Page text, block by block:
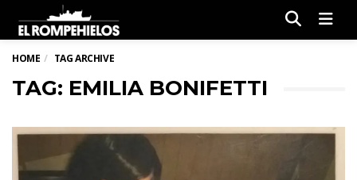
HOME TAG ARCHIVE
TAG: EMILIA BONIFETTI